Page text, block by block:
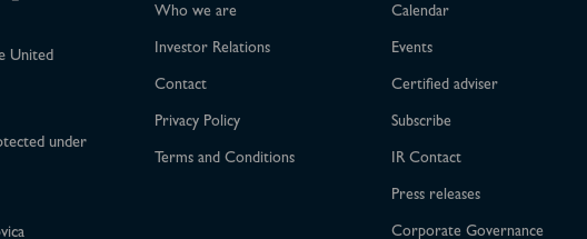
United
under
Who we are
Investor Relations
Contact
Privacy Policy
Terms and Conditions
Calendar
Events
Certified adviser
Subscribe
IR Contact
Press releases
Corporate Governance